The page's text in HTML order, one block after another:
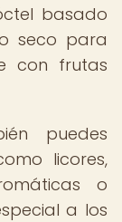
basado
seco para
con frutas
puedes
licores,
o
a los